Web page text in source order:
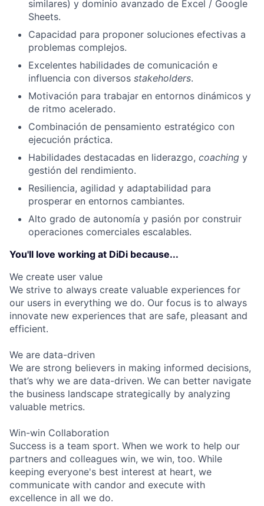
similares) y dominio avanzado de Excel / Google
Sheets.
Capacidad para proponer soluciones efectivas a
problemas complejos.
Excelentes habilidades de comunicación e
influencia con diversos stakeholders.
Motivación para trabajar en entornos dinámicos y
de ritmo acelerado.
Combinación de pensamiento estratégico con
ejecución práctica.
Habilidades destacadas en liderazgo, coaching y
gestión del rendimiento.
Resiliencia, agilidad y adaptabilidad para
prosperar en entornos cambiantes.
Alto grado de autonomía y pasión por construir
operaciones comerciales escalables.
You'll love working at DiDi because...
We create user value
We strive to always create valuable experiences for
our users in everything we do. Our focus is to always
innovate new experiences that are safe, pleasant and
efficient.
We are data-driven
We are strong believers in making informed decisions,
that’s why we are data-driven. We can better navigate
the business landscape strategically by analyzing
valuable metrics.
Win-win Collaboration
Success is a team sport. When we work to help our
partners and colleagues win, we win, too. While
keeping everyone's best interest at heart, we
communicate with candor and execute with
excellence in all we do.